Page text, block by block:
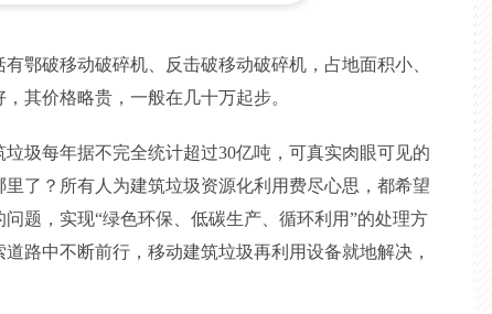
鄂破移动破碎机、反击破移动破碎机，占地面积小、
其价格略贵，一般在几十万起步。
圾每年据不完全统计超过30亿吨，可真实肉眼可见的
了？所有人为建筑垃圾资源化利用费尽心思，都希望
题，实现“绿色环保、低碳生产、循环利用”的处理方
路中不断前行，移动建筑垃圾再利用设备就地解决，